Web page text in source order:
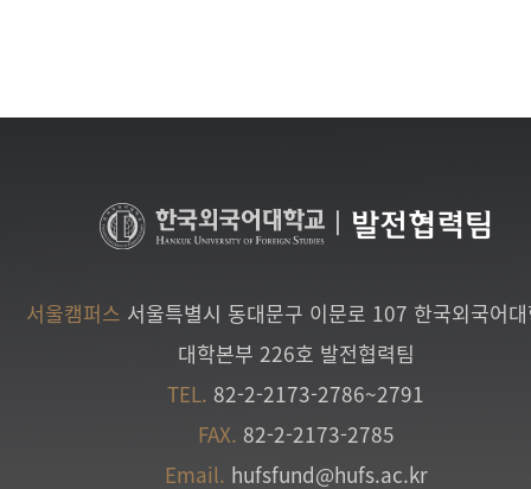
발전협력팀
서울캠퍼스 서울특별시 동대문구 이문로 107 한국외국어
대학본부 226호 발전협력팀
TEL. 82-2-2173-2786~2791
FAX. 82-2-2173-2785
Email. hufsfund@hufs.ac.kr